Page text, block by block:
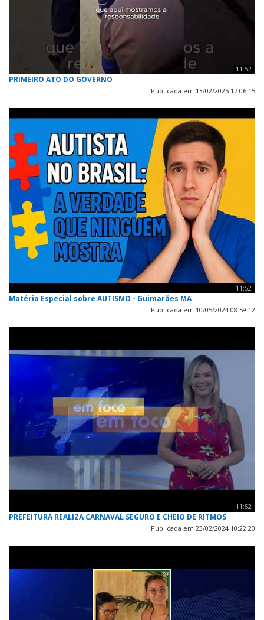
11:52
PRIMEIRO ATO DO GOVERNO
Publicada em 13/02/2025 17:06:15
11:52
Matéria Especial sobre AUTISMO - Guimarães MA
Publicada em 10/05/2024 08:59:12
11:52
PREFEITURA REALIZA CARNAVAL SEGURO E CHEIO DE RITMOS
Publicada em 23/02/2024 10:22:20